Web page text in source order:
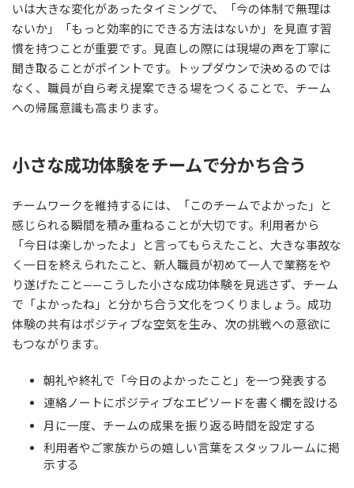
いは大きな変化があったタイミングで、「今の体制で無理は
ないか」「もっと効率的にできる方法はないか」を見直す習
慣を持つことが重要です。見直しの際には現場の声を丁寧に
聞き取ることがポイントです。トップダウンで決めるのでは
なく、職員が自ら考え提案できる場をつくることで、チーム
への帰属意識も高まります。
小さな成功体験をチームで分かち合う
チームワークを維持するには、「このチームでよかった」と
感じられる瞬間を積み重ねることが大切です。利用者から
「今日は楽しかったよ」と言ってもらえたこと、大きな事故な
く一日を終えられたこと、新人職員が初めて一人で業務をや
り遂げたこと——こうした小さな成功体験を見逃さず、チーム
で「よかったね」と分かち合う文化をつくりましょう。成功
体験の共有はポジティブな空気を生み、次の挑戦への意欲に
もつながります。
朝礼や終礼で「今日のよかったこと」を一つ発表する
連絡ノートにポジティブなエピソードを書く欄を設ける
月に一度、チームの成果を振り返る時間を設定する
利用者やご家族からの嬉しい言葉をスタッフルームに掲
示する